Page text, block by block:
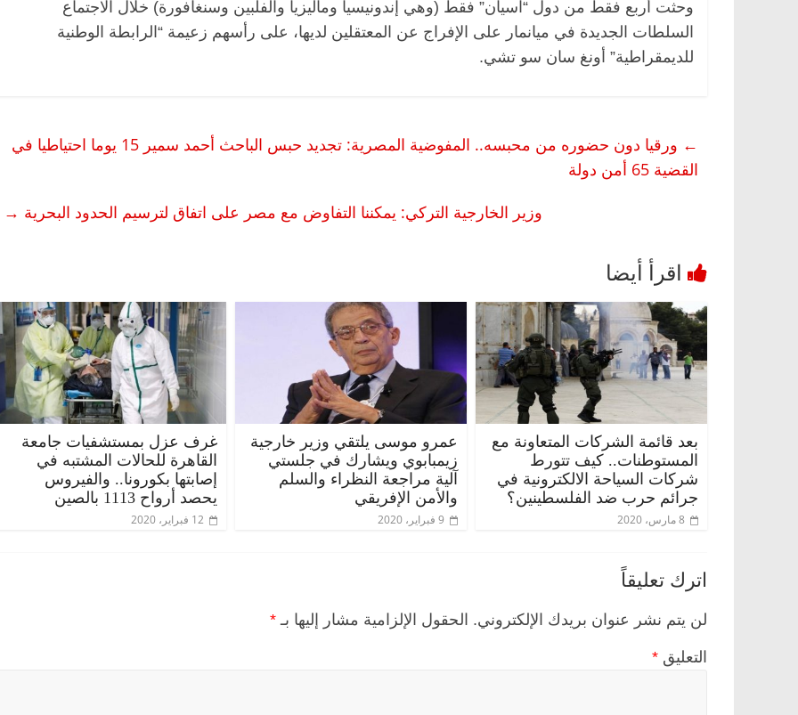
وحثت أربع فقط من دول “آسيان” فقط (وهي إندونيسيا وماليزيا والفلبين وسنغافورة) خلال الاجتماع
السلطات الجديدة في ميانمار على الإفراج عن المعتقلين لديها، على رأسهم زعيمة “الرابطة الوطنية
للديمقراطية” أونغ سان سو تشي.
←
ورقيا دون حضوره من محبسه.. المفوضية المصرية: تجديد حبس الباحث أحمد سمير 15 يوما احتياطيا في
القضية 65 أمن دولة
وزير الخارجية التركي: يمكننا التفاوض مع مصر على اتفاق لترسيم الحدود البحرية →
بعد قائمة الشركات المتعاونة مع
المستوطنات.. كيف تتورط
شركات السياحة الالكترونية في
جرائم حرب ضد الفلسطينين؟
8 مارس، 2020
عمرو موسى يلتقي وزير خارجية
زيمبابوي ويشارك في جلستي
آلية مراجعة النظراء والسلم
والأمن الإفريقي
9 فبراير، 2020
غرف عزل بمستشفيات جامعة
القاهرة للحالات المشتبه في
إصابتها بكورونا.. والفيروس
يحصد أرواح 1113 بالصين
12 فبراير، 2020
اترك تعليقاً
لن يتم نشر عنوان بريدك الإلكتروني. الحقول الإلزامية مشار إليها بـ *
التعليق *
الرئيسية مصر ناس وناس
الخصخصة الذي دافع عن المال العام
الرئيسية
قانوني دافع عن قضايا الوطن وانحاز